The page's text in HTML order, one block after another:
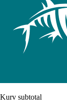
Kurv subtotal